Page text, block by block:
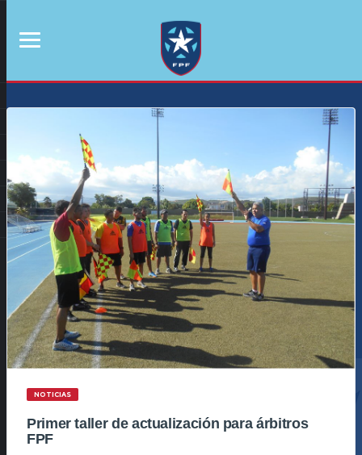
NOTICIAS
Primer taller de actualización para árbitros
FPF